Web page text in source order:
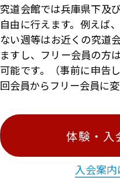
究道会館では兵庫県下及
自由に行えます。例えば
ない週等はお近くの究道
ますし、フリー会員の方
可能です。（事前に申告
回会員からフリー会員に変
体験・入
入会案